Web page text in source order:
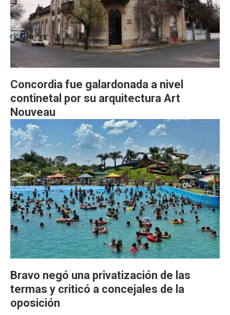
Concordia fue galardonada a nivel
continetal por su arquitectura Art
Nouveau
Bravo negó una privatización de las
termas y criticó a concejales de la
oposición